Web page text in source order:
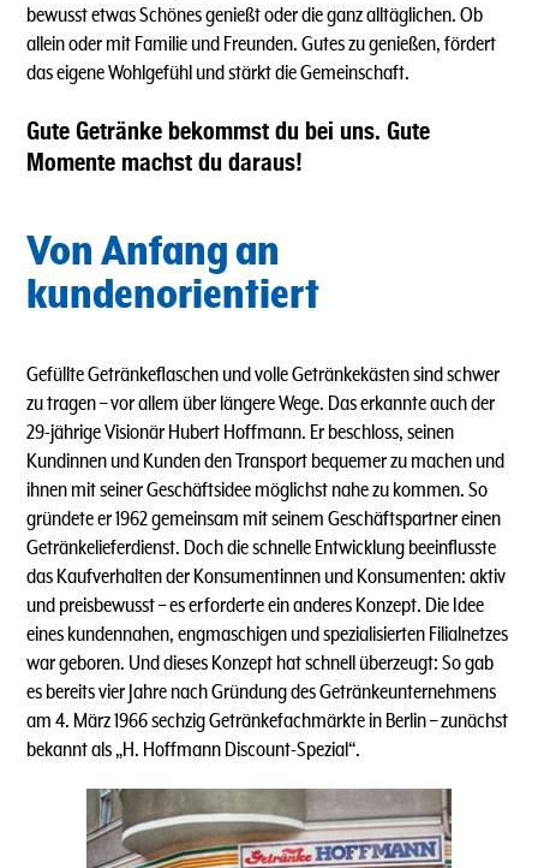
bewusst etwas Schönes genießt oder die ganz alltäglichen. Ob
allein oder mit Familie und Freunden. Gutes zu genießen, fördert
das eigene Wohlgefühl und stärkt die Gemeinschaft.
Gute Getränke bekommst du bei uns. Gute
Momente machst du daraus!
Von Anfang an
kundenorientiert
Gefüllte Getränkeflaschen und volle Getränkekästen sind schwer
zu tragen – vor allem über längere Wege. Das erkannte auch der
29-jährige Visionär Hubert Hoffmann. Er beschloss, seinen
Kundinnen und Kunden den Transport bequemer zu machen und
ihnen mit seiner Geschäftsidee möglichst nahe zu kommen. So
gründete er 1962 gemeinsam mit seinem Geschäftspartner einen
Getränkelieferdienst. Doch die schnelle Entwicklung beeinflusste
das Kaufverhalten der Konsumentinnen und Konsumenten: aktiv
und preisbewusst – es erforderte ein anderes Konzept. Die Idee
eines kundennahen, engmaschigen und spezialisierten Filialnetzes
war geboren. Und dieses Konzept hat schnell überzeugt: So gab
es bereits vier Jahre nach Gründung des Getränkeunternehmens
am 4. März 1966 sechzig Getränkefachmärkte in Berlin – zunächst
bekannt als „H. Hoffmann Discount-Spezial“.